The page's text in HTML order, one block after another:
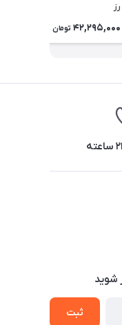
رز
42,295,000 تومان
شوید
ثبت